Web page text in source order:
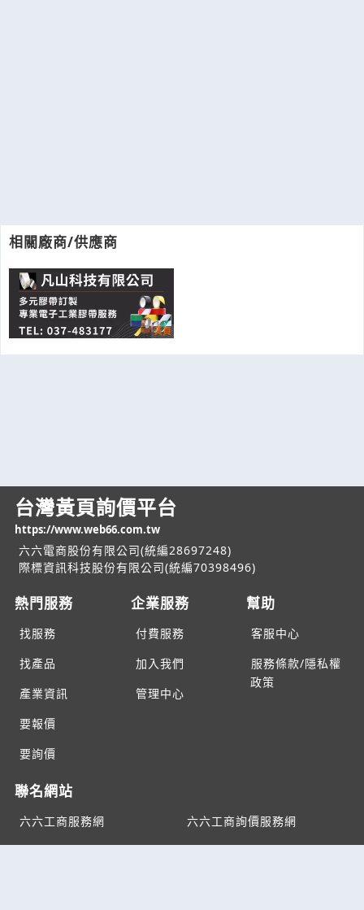
相關廠商/供應商
台灣黃頁詢價平台
https://www.web66.com.tw
六六電商股份有限公司(統編28697248)
際標資訊科技股份有限公司(統編70398496)
熱門服務
找服務
找產品
產業資訊
要報價
要詢價
企業服務
付費服務
加入我們
管理中心
幫助
客服中心
服務條款/隱私權
政策
聯名網站
六六工商服務網
六六工商詢價服務網